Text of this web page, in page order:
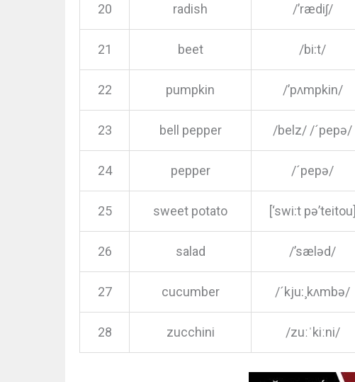
20 radish /’rædiʃ/
21 beet /bi:t/
22 pumpkin /’pʌmpkin/
23 bell pepper /belz/ /´pepə/
24 pepper /´pepə/
25 sweet potato [‘swi:t pə’teitou]
26 salad /’sæləd/
27 cucumber /´kju:¸kʌmbə/
28 zucchini /zuːˈkiːni/